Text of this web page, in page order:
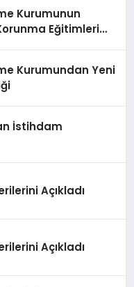
Kurumunun
Eğitimleri
Kurumundan Yeni
İstihdam
Açıkladı
Açıkladı